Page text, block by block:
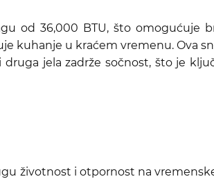
od 36,000 BTU, što omogućuje
kuhanje u kraćem vremenu. Ova
jela zadrže sočnost, što je
životnost i otpornost na